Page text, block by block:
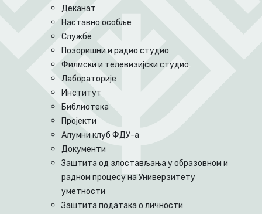
Деканат
Наставно особље
Службе
Позоришни и радио студио
Филмски и телевизијски студио
Лабораторије
Институт
Библиотека
Пројекти
Алумни клуб ФДУ-а
Документи
Заштита од злостављања у образовном и
радном процесу на Универзитету
уметности
Заштита података о личности